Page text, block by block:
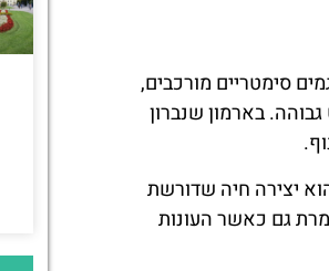
סימטריים מורכבים,
בארמון שנברון
יצירה חיה שדורשת
גם כאשר העונות